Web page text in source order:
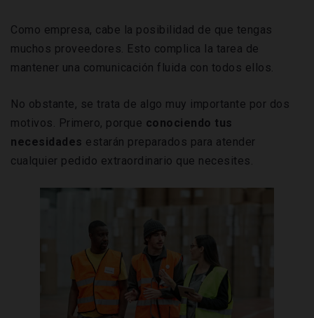
Como empresa, cabe la posibilidad de que tengas
muchos proveedores. Esto complica la tarea de
mantener una comunicación fluida con todos ellos.
No obstante, se trata de algo muy importante por dos
motivos. Primero, porque conociendo tus
necesidades estarán preparados para atender
cualquier pedido extraordinario que necesites.